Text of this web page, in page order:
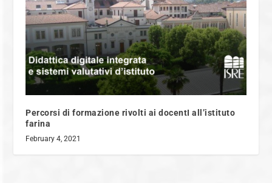
Percorsi di formazione rivolti ai docentI all’istituto
farina
February 4, 2021